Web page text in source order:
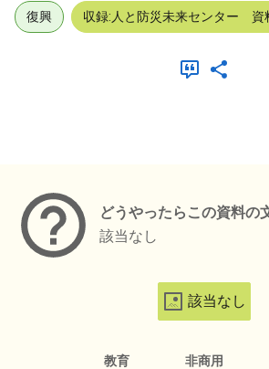
復興 収録:人と防災未来センター 資
どうやったらこの資料の
該当なし
該当なし
教育 非商用